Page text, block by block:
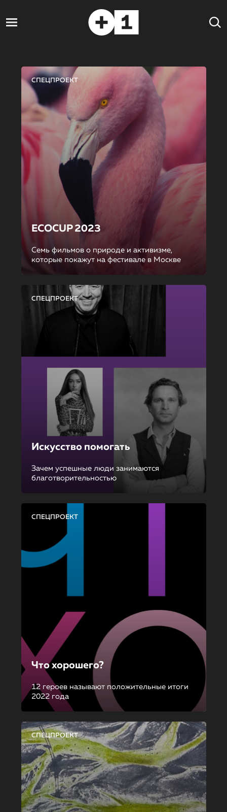
СПЕЦПРОЕКТ
ECOCUP 2023
Семь фильмов о природе и активизме,
которые покажут на фестивале в Москве
СПЕЦПРОЕКТ
Искусство помогать
Зачем успешные люди занимаются
благотворительностью
СПЕЦПРОЕКТ
Что хорошего?
12 героев называют положительные итоги
2022 года
СПЕЦПРОЕКТ